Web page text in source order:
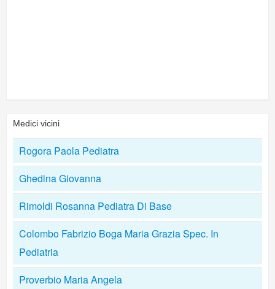
Medici vicini
Rogora Paola Pediatra
Ghedina Giovanna
Rimoldi Rosanna Pediatra Di Base
Colombo Fabrizio Boga Maria Grazia Spec. In
Pediatria
Proverbio Maria Angela